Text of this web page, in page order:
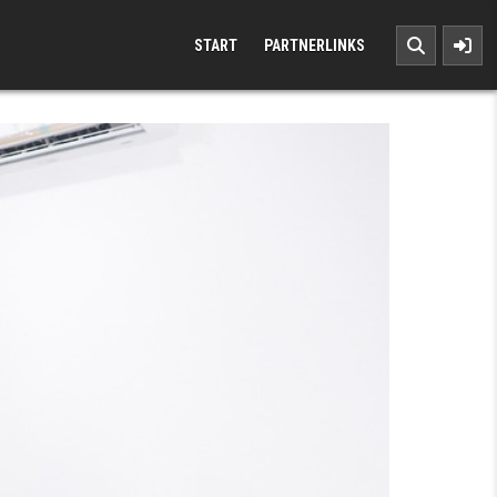
START PARTNERLINKS